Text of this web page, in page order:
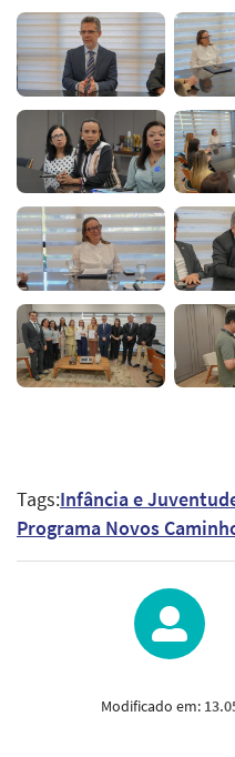
Tags:Infância e
Programa Novos
Modificado em: